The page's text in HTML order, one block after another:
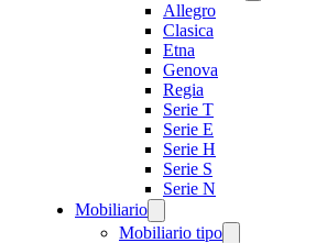
Allegro
Clasica
Etna
Genova
Regia
Serie T
Serie E
Serie H
Serie S
Serie N
Mobiliario
Mobiliario tipo